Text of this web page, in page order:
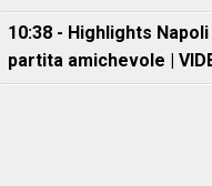
10:38 - Highlights
partita amichevole |